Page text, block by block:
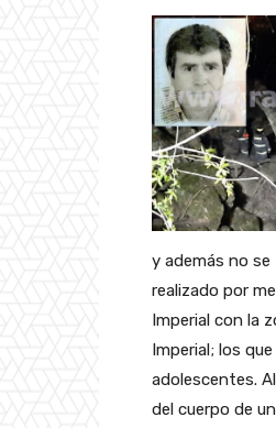
y además no
realizado por
Imperial con la
Imperial; los
adolescentes.
del cuerpo de